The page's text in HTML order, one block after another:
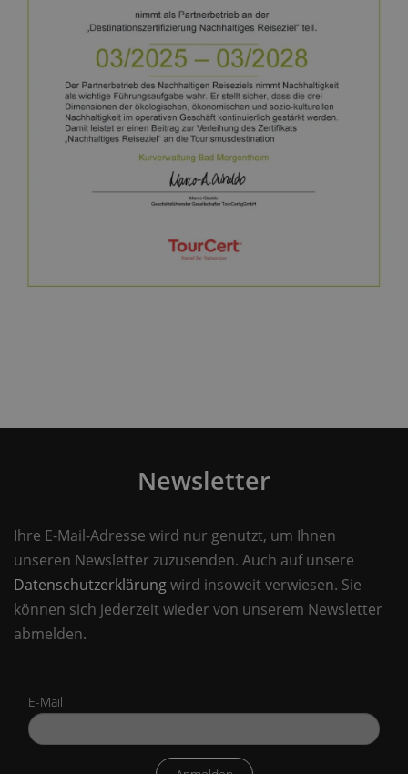
Newsletter
Ihre E-Mail-Adresse wird nur genutzt, um Ihnen
unseren Newsletter zuzusenden. Auch auf unsere
Datenschutzerklärungwird insoweit verwiesen. Sie
können sich jederzeit wieder von unserem Newsletter
abmelden.
E-Mail